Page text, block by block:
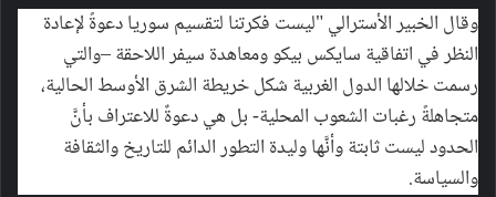
وقال الخبير الأسترالي "ليست فكرتنا لتقسيم سوريا دعوةً لإعادة
النظر في اتفاقية سايكس بيكو ومعاهدة سيفر اللاحقة –والتي
رسمت خلالها الدول الغربية شكل خريطة الشرق الأوسط الحالية،
متجاهلةً رغبات الشعوب المحلية- بل هي دعوةٌ للاعتراف بأنَّ
الحدود ليست ثابتة وأنَّها وليدة التطور الدائم للتاريخ والثقافة
والسياسة.